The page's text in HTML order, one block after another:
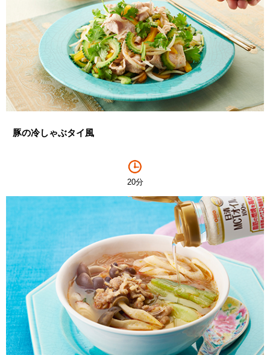
豚の冷しゃぶタイ風
20分